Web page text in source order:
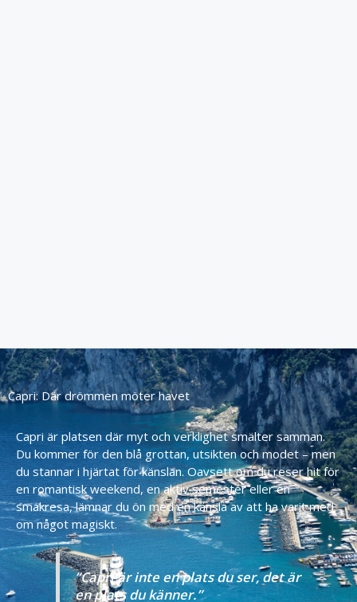
Capri: Där drömmen möter havet
Capriär platsen där myt och verklighetsmältersamman.
Du kommer fördenblå grottan,utsiktenochmodet –men
du stannar i hjärtat förkänslan.Oavsettomdureserhitför
enromantiskweekend,enaktivsemesterelleren
smakresa,lämnar du ön medenkänslaav att havaritmed
omnågotmagiskt.
”Capriärinteenplatsduser,detär
enplatsdukänner.”